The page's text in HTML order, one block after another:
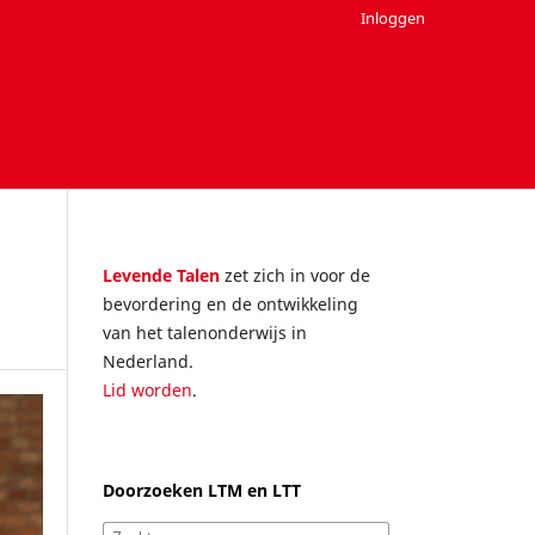
Inloggen
Levende Talen zet zich in voor de
bevordering en de ontwikkeling
van het talenonderwijs in
Nederland.
Lid worden.
Doorzoeken LTM en LTT